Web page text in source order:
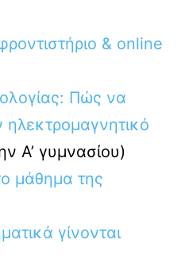
& online
Πώς να
ηλεκτρομαγνητικό
Α’ γυμνασίου)
μάθημα της
γίνονται